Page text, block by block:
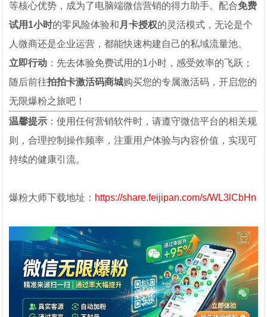
等核心优势，成为了电脑端微信营销的得力助手。配合免费
试用1小时的零风险体验和 月卡授权的灵活模式，无论是个
人微商还是企业运营，都能快速构建自己的私域流量池。
立即行动 ：先去体验免费试用的1小时，感受效率的飞跃；
随后前往拍拍卡激活码商城购买您的专属激活码，开启您的
无限爆粉之旅吧！
温馨提示 ：使用任何营销软件时，请遵守微信平台的相关规
则，合理控制操作频率，注重用户体验与内容价值，实现可
持续的健康引流。
爆粉大师下载地址： https://share.feijipan.com/s/WL3lCbHn